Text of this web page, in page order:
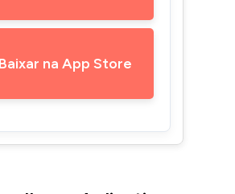
Baixar na App Store